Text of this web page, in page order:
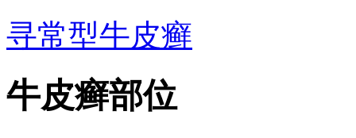
寻常型牛皮癣
牛皮癣部位